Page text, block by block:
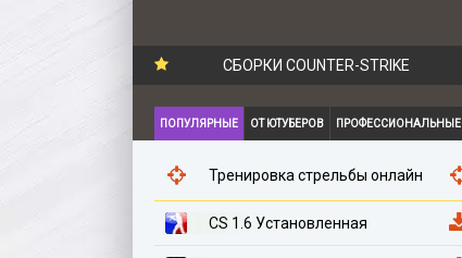
СБОРКИ COUNTER-STRIKE
ПОПУЛЯРНЫЕ ОТ ЮТУБЕРОВ ПРОФЕССИОНАЛЬНЫЕ
Тренировка стрельбы онлайн
CS 1.6 Установленная